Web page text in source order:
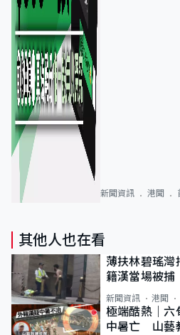
新聞資訊 港聞
其他人也在看
薄扶林碧瑤
籍漢當場被捕
新聞資訊 港聞
極端酷熱｜六
中暑亡 山藝